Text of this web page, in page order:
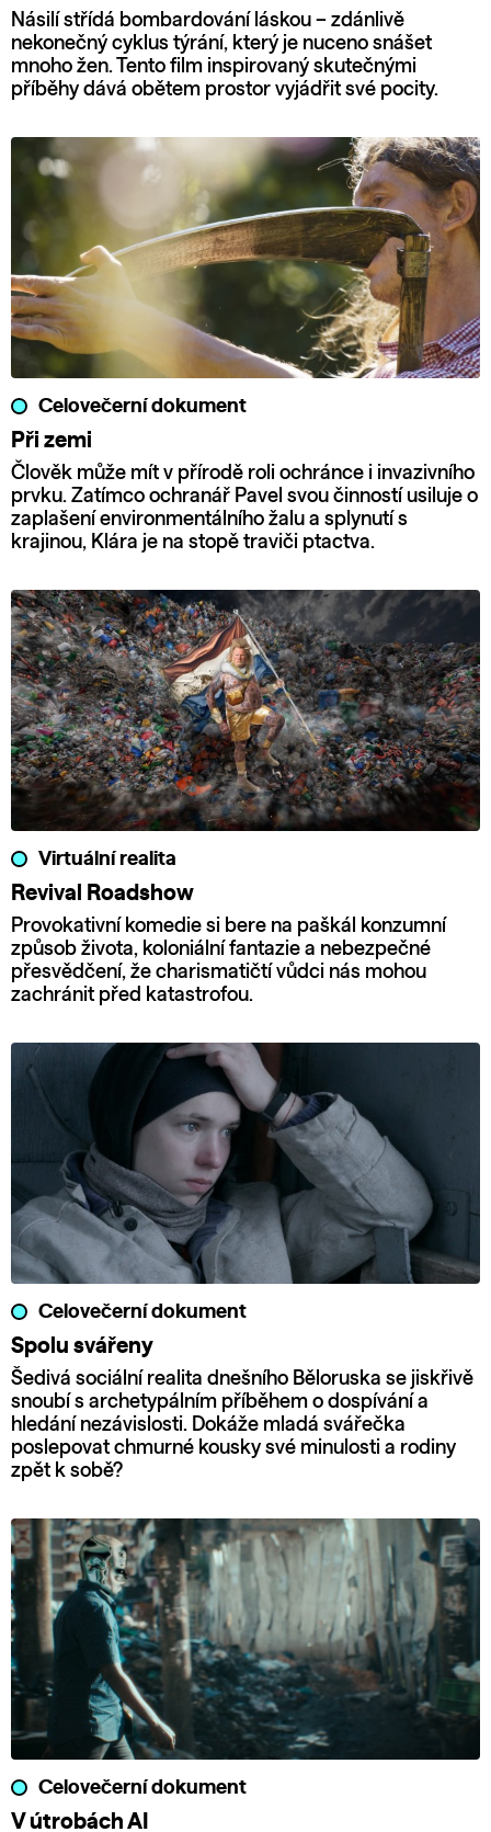
Násilí střídá bombardování láskou – zdánlivě
nekonečný cyklus týrání, který je nuceno snášet
mnoho žen. Tento film inspirovaný skutečnými
příběhy dává obětem prostor vyjádřit své pocity.
Celovečerní dokument
Při zemi
Člověk může mít v přírodě roli ochránce i invazivního
prvku. Zatímco ochranář Pavel svou činností usiluje o
zaplašení environmentálního žalu a splynutí s
krajinou, Klára je na stopě traviči ptactva.
Virtuální realita
Revival Roadshow
Provokativní komedie si bere na paškál konzumní
způsob života, koloniální fantazie a nebezpečné
přesvědčení, že charismatičtí vůdci nás mohou
zachránit před katastrofou.
Celovečerní dokument
Spolu svářeny
Šedivá sociální realita dnešního Běloruska se jiskřivě
snoubí s archetypálním příběhem o dospívání a
hledání nezávislosti. Dokáže mladá svářečka
poslepovat chmurné kousky své minulosti a rodiny
zpět k sobě?
Celovečerní dokument
V útrobách AI